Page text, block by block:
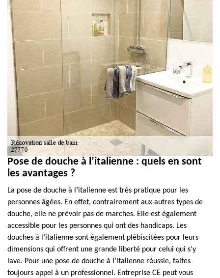
Pose de douche à l’italienne : quels en sont
les avantages ?
La pose de douche à l’italienne est très pratique pour les
personnes âgées. En effet, contrairement aux autres types de
douche, elle ne prévoir pas de marches. Elle est également
accessible pour les personnes qui ont des handicaps. Les
douches à l’italienne sont également plébiscitées pour leurs
dimensions qui offrent une grande liberté pour celui qui s’y
lave. Pour une pose de douche à l’italienne réussie, faites
toujours appel à un professionnel. Entreprise CE peut vous